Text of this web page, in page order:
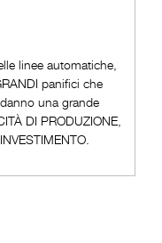
linee automatiche,
panifici che
una grande
DI PRODUZIONE,